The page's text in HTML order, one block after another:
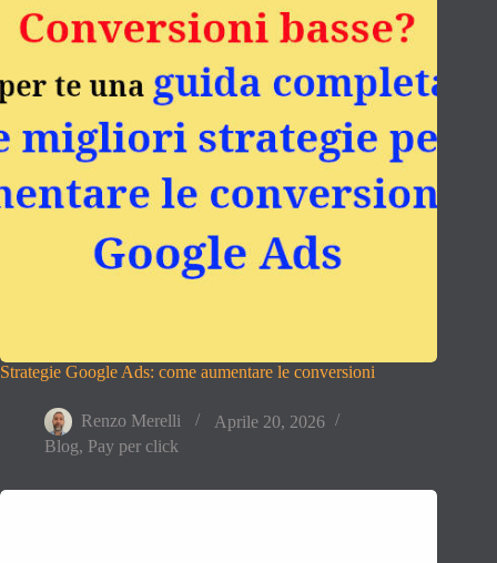
Strategie Google Ads: come aumentare le conversioni
Renzo Merelli
Aprile 20, 2026
Blog, Pay per click